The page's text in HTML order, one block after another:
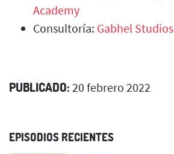
Academy
Consultoría: Gabhel Studios
PUBLICADO: 20 febrero 2022
EPISODIOS RECIENTES